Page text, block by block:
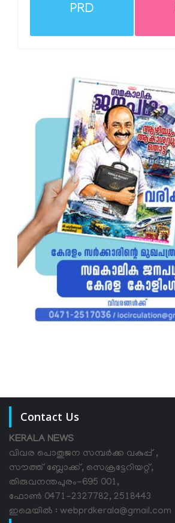
PRD
Contact Us
KERALA NEWS
വിവര പൊതുജന സമ്പര്‍ക്ക വകുപ്പ് ,
സൗത്ത് ബ്ലോക്ക്, സെക്രട്ടേറിയറ്റ്,
തിരുവനന്തപുരം-695 001,
ഫോൺ 0471-2327782, 2518443
ഇമെയിൽ : webprdkerala@gmail.com